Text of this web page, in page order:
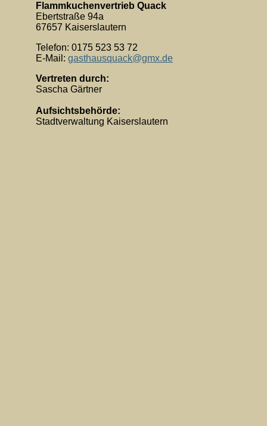
Flammkuchenvertrieb Quack
Ebertstraße 94a
67657 Kaiserslautern
Telefon: 0175 523 53 72
E-Mail: gasthausquack@gmx.de
Vertreten durch:
Sascha Gärtner
Aufsichtsbehörde:
Stadtverwaltung Kaiserslautern